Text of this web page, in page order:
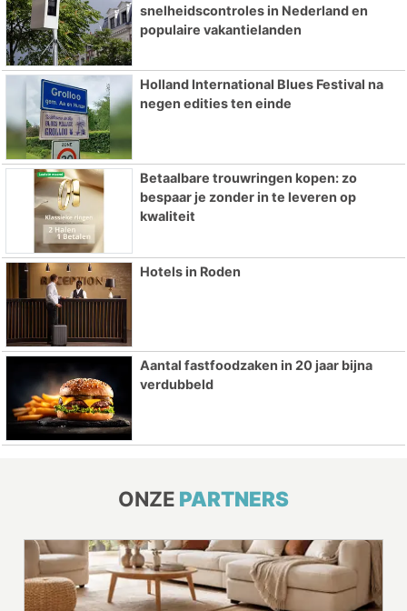
snelheidscontroles in Nederland en
populaire vakantielanden
Holland International Blues Festival na
negen edities ten einde
Betaalbare trouwringen kopen: zo
bespaar je zonder in te leveren op
kwaliteit
Hotels in Roden
Aantal fastfoodzaken in 20 jaar bijna
verdubbeld
ONZE PARTNERS